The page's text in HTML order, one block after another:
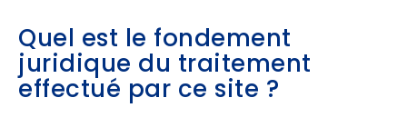
Quel est le fondement
juridique du traitement
effectué par ce site ?